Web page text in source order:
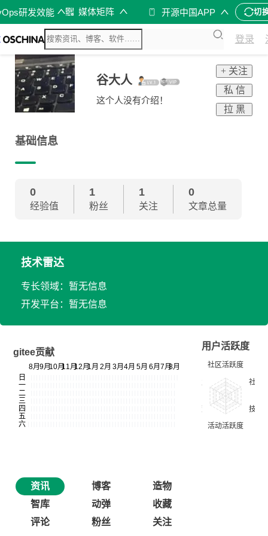
研发效能 媒体矩阵 开源中国APP 切
登录
谷大人
这个人没有介绍！
+ 关注
私 信
拉 黑
基础信息
0
经验值
1
粉丝
1
关注
0
文章总量
技术雷达
专长领域：暂无信息
开发平台：暂无信息
gitee贡献
用户活跃度
资讯 博客
造物
智库
动弹
收藏
评论
粉丝 关注